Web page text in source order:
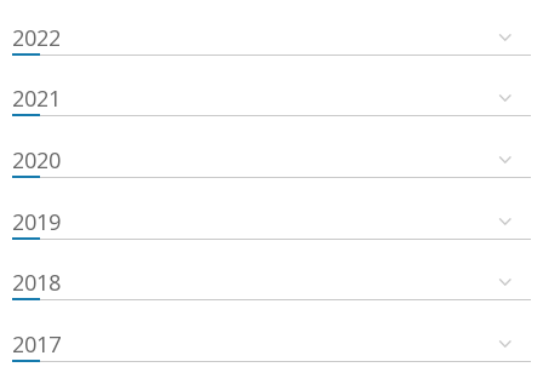
2022
2021
2020
2019
2018
2017